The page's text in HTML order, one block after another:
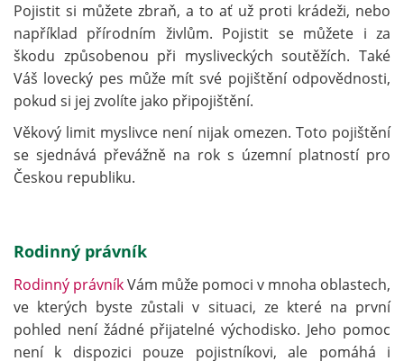
Pojistit si můžete zbraň, a to ať už proti krádeži, nebo
například přírodním živlům. Pojistit se můžete i za
škodu způsobenou při mysliveckých soutěžích. Také
Váš lovecký pes může mít své pojištění odpovědnosti,
pokud si jej zvolíte jako připojištění.
Věkový limit myslivce není nijak omezen. Toto pojištění
se sjednává převážně na rok s územní platností pro
Českou republiku.
Rodinný právník
Rodinný právníkVám může pomoci v mnoha oblastech,
ve kterých byste zůstali v situaci, ze které na první
pohled není žádné přijatelné východisko. Jeho pomoc
není k dispozici pouze pojistníkovi, ale pomáhá i